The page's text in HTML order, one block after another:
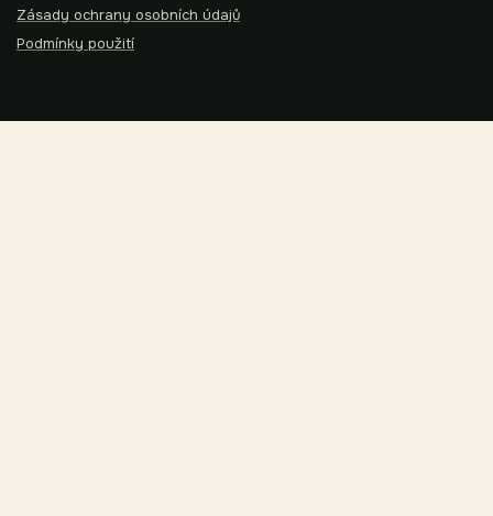
Zásady ochrany osobních údajů
Podmínky použití